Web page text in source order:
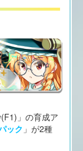
」の育成ア
ック 」が2種